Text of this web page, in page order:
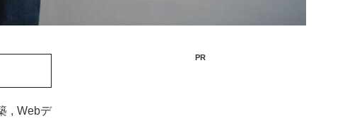
, Webデ
PR